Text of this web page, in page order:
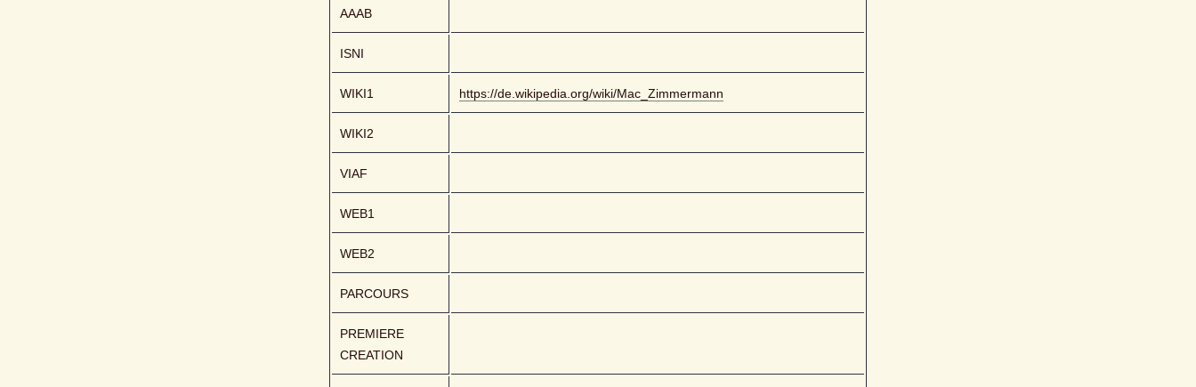
AAAB
ISNI
WIKI1 https://de.wikipedia.org/wiki/Mac_Zimmermann
WIKI2
VIAF
WEB1
WEB2
PARCOURS
PREMIERE
CREATION